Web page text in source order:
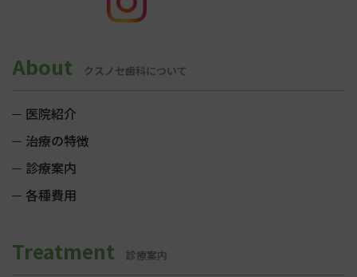
About クスノセ歯科について
医院紹介
治療の特徴
診療案内
各種費用
Treatment 診療案内